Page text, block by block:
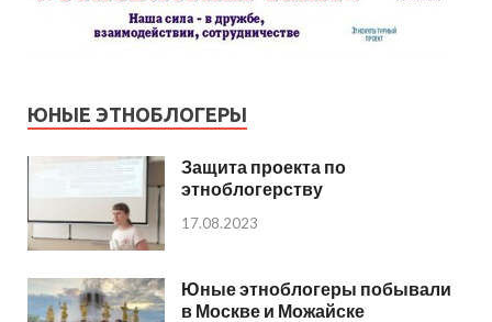
ЮНЫЕ ЭТНОБЛОГЕРЫ
Защита проекта по
этноблогерству
17.08.2023
Юные этноблогеры побывали
в Москве и Можайске